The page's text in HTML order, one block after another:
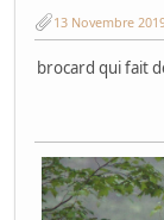
13 Novembre
brocard qui fait